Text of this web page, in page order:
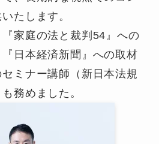
たします。
家庭の法と裁判54』への
日本経済新聞』への取材
ミナー講師（新日本法規
務めました。